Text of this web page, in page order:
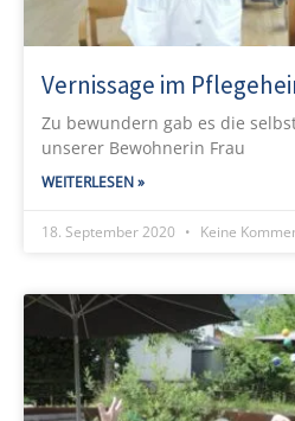
Vernissage im
Zu bewundern gab es die
unserer Bewohnerin Frau
WEITERLESEN »
18. September 2020 Keine